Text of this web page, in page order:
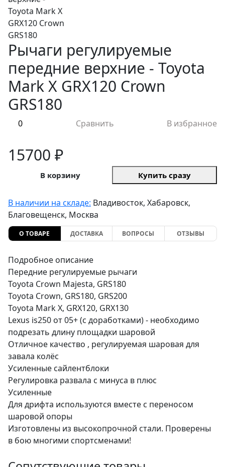
Рычаги регулируемые
передние верхние - Toyota
Mark X GRX120 Crown
GRS180
0 Сравнить В избранное
15700 ₽
В корзину Купить сразу
В наличии на складе: Владивосток, Хабаровск,
Благовещенск, Москва
О ТОВАРЕ ДОСТАВКА ВОПРОСЫ ОТЗЫВЫ
Подробное описание
Передние регулируемые рычаги
Toyota Crown Majesta, GRS180
Toyota Crown, GRS180, GRS200
Toyota Mark X, GRX120, GRX130
Lexus is250 от 05+ (с доработками) - необходимо
подрезать длину площадки шаровой
Отличное качество , регулируемая шаровая для
завала колёс
Усиленные сайлентблоки
Регулировка развала с минуса в плюс
Усиленные
Для дрифта используются вместе с переносом
шаровой опоры
Изготовлены из высокопрочной стали. Проверены
в бою многими спортсменами!